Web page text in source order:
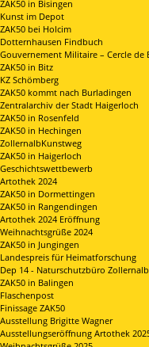
ZAK50 in Bisingen
Kunst im Depot
ZAK50 bei Holcim
Dotternhausen Findbuch
Gouvernement Militaire – Cercle de
ZAK50 in Bitz
KZ Schömberg
ZAK50 kommt nach Burladingen
Zentralarchiv der Stadt Haigerloch
ZAK50 in Rosenfeld
ZAK50 in Hechingen
ZollernalbKunstweg
ZAK50 in Haigerloch
Geschichtswettbewerb
Artothek 2024
ZAK50 in Dormettingen
ZAK50 in Rangendingen
Artothek 2024 Eröffnung
Weihnachtsgrüße 2024
ZAK50 in Jungingen
Landespreis für Heimatforschung
Dep 14 - Naturschutzbüro Zollernalb
ZAK50 in Balingen
Flaschenpost
Finissage ZAK50
Ausstellung Brigitte Wagner
Ausstellungseröffnung Artothek